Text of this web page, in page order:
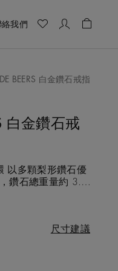
絡我們
BEERS 白金鑽石戒指
白金鑽石戒
以多顆梨形鑽石優
鑽石總重量約 3.40
卡萬戈三角洲的蓮
。 每一顆鑽石皆以
尺寸建議